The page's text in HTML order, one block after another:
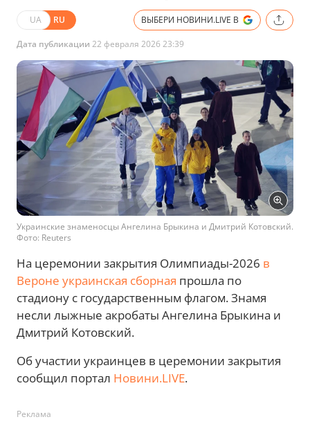
UA RU ВЫБЕРИ НОВИНИ.LIVE В
Дата публикации 22 февраля 2026 23:39
Украинские знаменосцы Ангелина Брыкина и Дмитрий Котовский.
Фото: Reuters
На церемонии закрытия Олимпиады-2026 в
Вероне украинская сборная прошла по
стадиону с государственным флагом. Знамя
несли лыжные акробаты Ангелина Брыкина и
Дмитрий Котовский.
Об участии украинцев в церемонии закрытия
сообщил портал Новини.LIVE.
Реклама